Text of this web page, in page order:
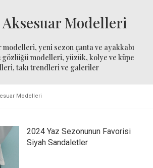
Aksesuar Modelleri
modelleri, yeni sezon çanta ve ayakkabı
modelleri, yüzük, kolye ve küpe
takı trendleri ve galeriler
Modelleri
2024 Yaz Sezonunun Favorisi
Siyah Sandaletler